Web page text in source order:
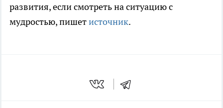
развития, если смотреть на ситуацию с
мудростью, пишетисточник.